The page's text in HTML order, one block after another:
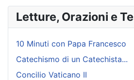
Letture, Orazioni e
10 Minuti con Papa Francesco
Catechismo di un Catechista...
Concilio Vaticano II